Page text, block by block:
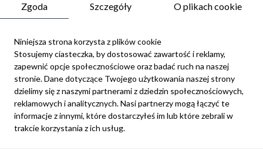
Newsletter
Możesz zrezygnować w każdej chwili. W tym celu należy odnaleźć
szczegóły w naszej informacji prawnej.
Zapisz się
Zgoda Szczegóły O plikach cookie
Niniejsza strona korzysta z plików cookie
Stosujemy ciasteczka, by dostosować zawartość i reklamy,
zapewnić opcje społecznościowe oraz badać ruch na naszej
stronie. Dane dotyczące Twojego użytkowania naszej strony
dzielimy się z naszymi partnerami z dziedzin społecznościowych,
reklamowych i analitycznych. Nasi partnerzy mogą łączyć te
informacje z innymi, które dostarczyłeś im lub które zebrali w
trakcie korzystania z ich usług.